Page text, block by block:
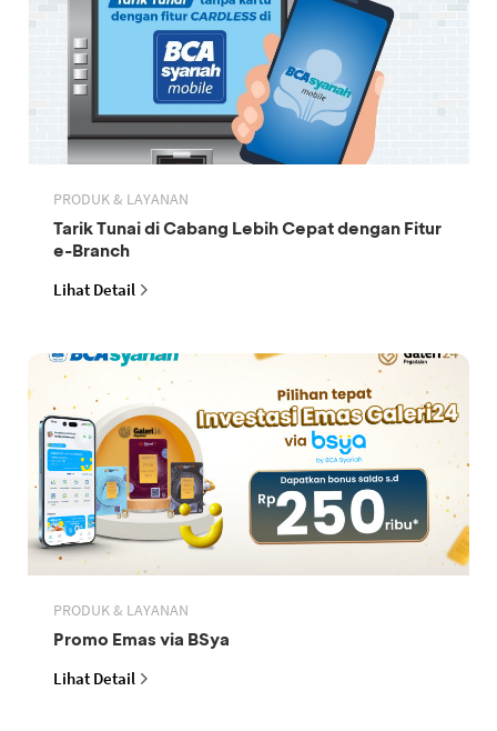
PRODUK & LAYANAN
Tarik Tunai di Cabang Lebih Cepat dengan Fitur
e-Branch
Lihat Detail
PRODUK & LAYANAN
Promo Emas via BSya
Lihat Detail